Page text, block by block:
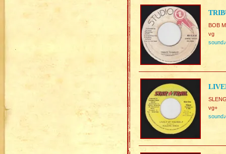
BOB
vg
sound♪
vg+
sound♪